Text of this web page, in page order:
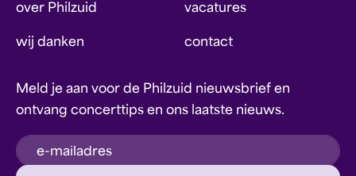
over Philzuid vacatures
wij danken contact
Meld je aan voor de Philzuid nieuwsbrief en
ontvang concerttips en ons laatste nieuws.